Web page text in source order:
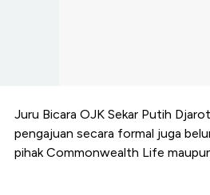
Juru Bicara OJK Sekar Putih
pengajuan secara formal juga
pihak Commonwealth Life